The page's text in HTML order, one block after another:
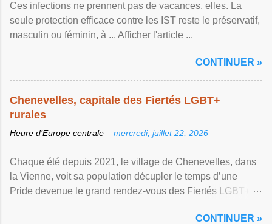
Ces infections ne prennent pas de vacances, elles. La
seule protection efficace contre les IST reste le préservatif,
masculin ou féminin, à ... Afficher l'article ...
CONTINUER »
Chenevelles, capitale des Fiertés LGBT+
rurales
Heure d’Europe centrale – mercredi, juillet 22, 2026
Chaque été depuis 2021, le village de Chenevelles, dans
la Vienne, voit sa population décupler le temps d’une
Pride devenue le grand rendez-vous des Fiertés LGBT+
CONTINUER »